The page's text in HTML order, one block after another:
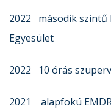
2022 második szintű
Egyesület
2022 10 órás
2021 alapfokú